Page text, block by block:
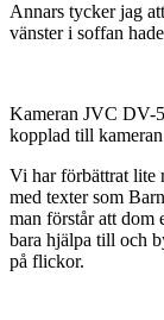
Annars tycker jag
vänster i soffan
Kameran JVC DV-
kopplad till kameran
Vi har förbättrat lite
med texter som
man förstår att dom
bara hjälpa till och
på flickor.